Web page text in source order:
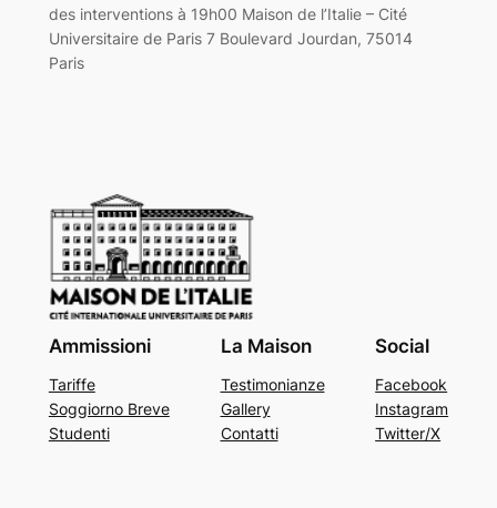
des interventions à 19h00 Maison de l’Italie – Cité
Universitaire de Paris 7 Boulevard Jourdan, 75014
Paris
Ammissioni
Tariffe
Soggiorno Breve
Studenti
La Maison
Testimonianze
Gallery
Contatti
Social
Facebook
Instagram
Twitter/X